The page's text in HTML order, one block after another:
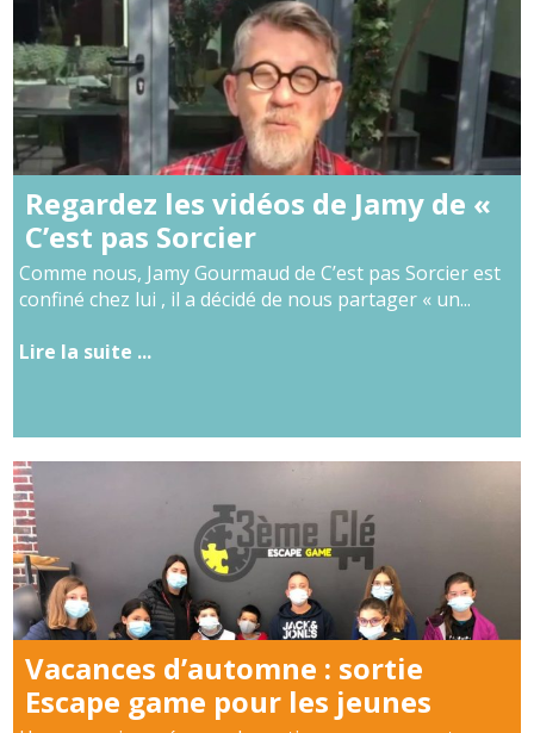
Regardez les vidéos de Jamy de «
C’est pas Sorcier
Comme nous, Jamy Gourmaud de C’est pas Sorcier est
confiné chez lui , il a décidé de nous partager « un...
Lire la suite ...
Vacances d’automne : sortie
Escape game pour les jeunes